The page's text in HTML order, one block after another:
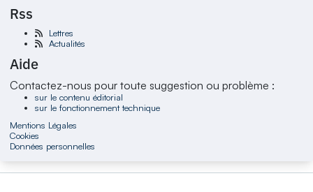
Rss
Lettres
Actualités
Aide
Contactez-nous pour toute suggestion ou problème :
sur le contenu éditorial
sur le fonctionnement technique
Mentions Légales
Cookies
Données personnelles